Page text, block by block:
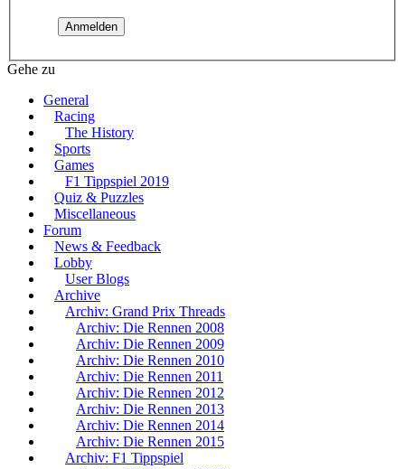
Gehe zu
General
Racing
The History
Sports
Games
F1 Tippspiel 2019
Quiz & Puzzles
Miscellaneous
Forum
News & Feedback
Lobby
User Blogs
Archive
Archiv: Grand Prix Threads
Archiv: Die Rennen 2008
Archiv: Die Rennen 2009
Archiv: Die Rennen 2010
Archiv: Die Rennen 2011
Archiv: Die Rennen 2012
Archiv: Die Rennen 2013
Archiv: Die Rennen 2014
Archiv: Die Rennen 2015
Archiv: F1 Tippspiel